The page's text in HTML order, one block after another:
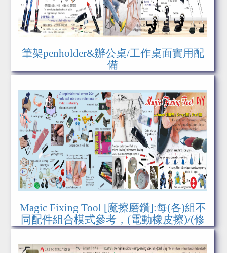
筆架penholder&辦公桌/工作桌面實用配
備
Magic Fixing Tool [魔擦磨鑽]:每(各)組不
同配件組合模式參考，(電動橡皮擦)/(修
指組)/(研磨 雕刻組)